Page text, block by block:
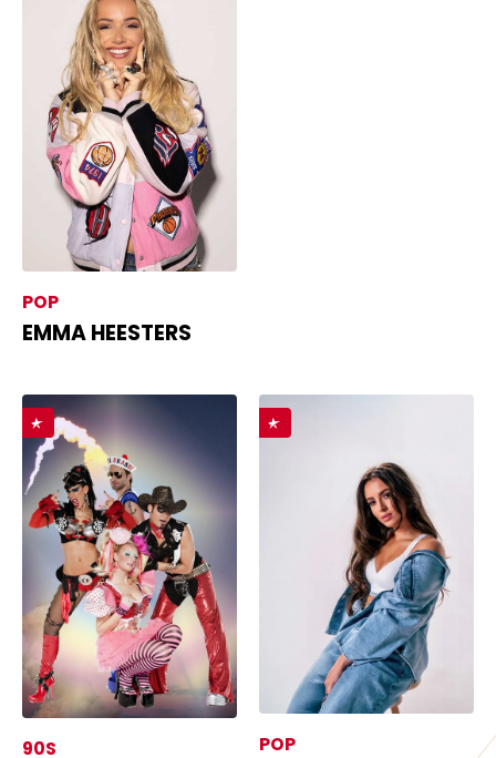
EMMA HEESTERS
POP
90S POP